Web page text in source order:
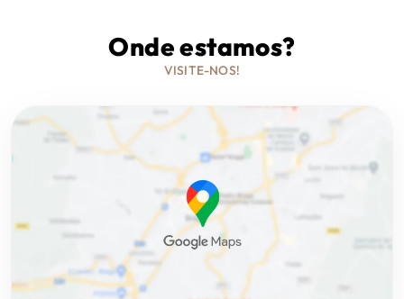
Kit de Telefone Mãos Livres
USB bancos traseiros
Onde estamos?
VISITE-NOS!